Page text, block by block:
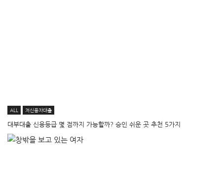
ALL 저신용자대출
대부대출 신용등급 몇 점까지 가능할까? 승인 쉬운 곳 추천 5가지